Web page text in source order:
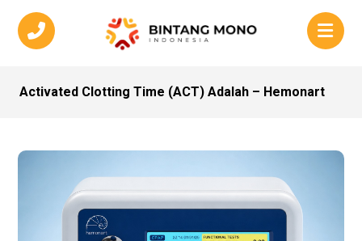
Activated Clotting Time (ACT) Adalah – Hemonart